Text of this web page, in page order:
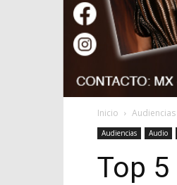
Inicio Audiencias
Audiencias Audio
Top